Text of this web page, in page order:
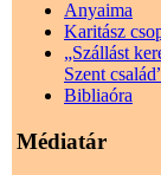
Anyaima
Karitász
„Szállást
Szent
Bibliaóra
Médiatár